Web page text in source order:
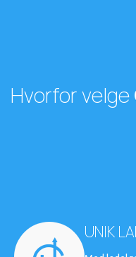
Hvorfor velge
UNIK